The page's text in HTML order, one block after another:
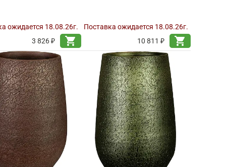
ожидается 18.08.26г.
3 826 ₽
shopping_cart
Поставка ожидается 18.08.26г.
10 811 ₽
shopping_cart